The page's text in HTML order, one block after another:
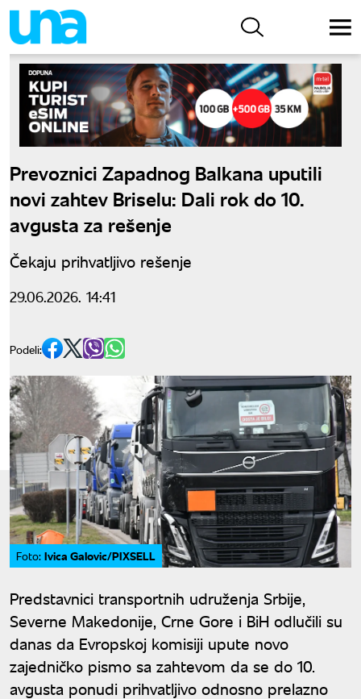
Prevoznici Zapadnog Balkana uputili
novi zahtev Briselu: Dali rok do 10.
avgusta za rešenje
Čekaju prihvatljivo rešenje
29.06.2026. 14:41
Podeli:
Foto: Ivica Galovic/PIXSELL
Predstavnici transportnih udruženja Srbije,
Severne Makedonije, Crne Gore i BiH odlučili su
danas da Evropskoj komisiji upute novo
zajedničko pismo sa zahtevom da se do 10.
avgusta ponudi prihvatljivo odnosno prelazno